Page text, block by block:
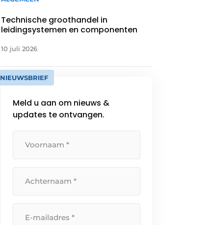
Technische groothandel in
leidingsystemen en componenten
10 juli 2026
NIEUWSBRIEF
Meld u aan om nieuws &
updates te ontvangen.